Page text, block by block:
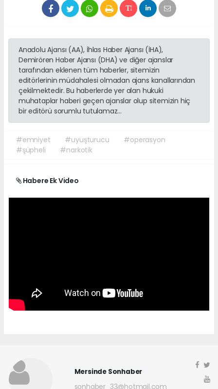
Anadolu Ajansı (AA), İhlas Haber Ajansı (İHA),
Demirören Haber Ajansı (DHA) ve diğer ajanslar
tarafından eklenen tüm haberler, sitemizin
editörlerinin müdahalesi olmadan ajans kanallarından
çekilmektedir. Bu haberlerde yer alan hukuki
muhataplar haberi geçen ajanslar olup sitemizin hiç
bir editörü sorumlu tutulamaz...
#emniyet #uyuşturucu
#operasyon
#şüpheli
#narkotik
Habere Ek Video
Mersinde Sonhaber
sonhaber_33@hotmail.com